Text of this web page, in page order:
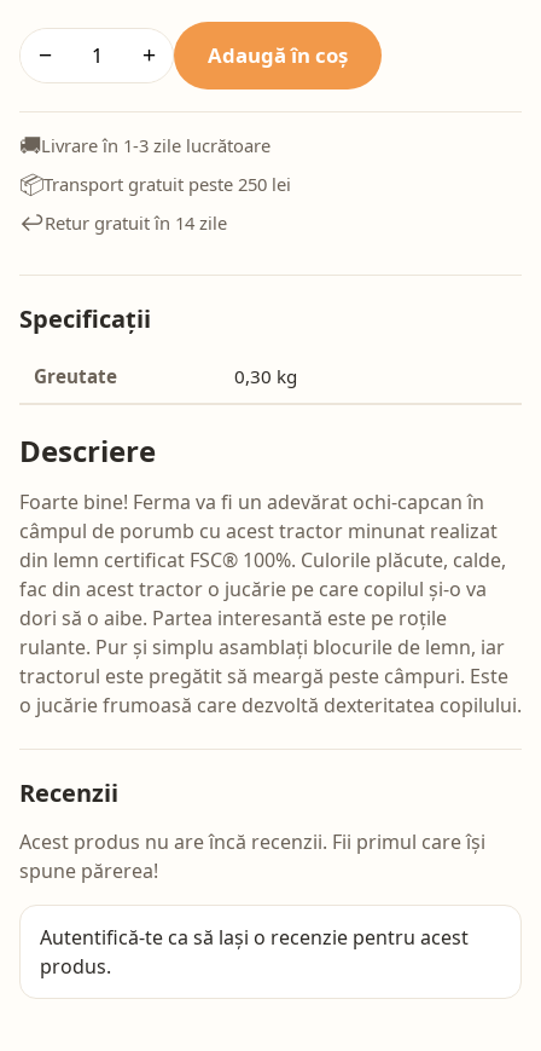
− + Adaugă în coș
🚚Livrare în 1-3 zile lucrătoare
📦Transport gratuit peste 250 lei
↩️Retur gratuit în 14 zile
Specificații
Greutate 0,30 kg
Descriere
Foarte bine! Ferma va fi un adevărat ochi-capcan în
câmpul de porumb cu acest tractor minunat realizat
din lemn certificat FSC® 100%. Culorile plăcute, calde,
fac din acest tractor o jucărie pe care copilul și-o va
dori să o aibe. Partea interesantă este pe roțile
rulante. Pur și simplu asamblați blocurile de lemn, iar
tractorul este pregătit să meargă peste câmpuri. Este
o jucărie frumoasă care dezvoltă dexteritatea copilului.
Recenzii
Acest produs nu are încă recenzii. Fii primul care își
spune părerea!
Autentifică-te ca să lași o recenzie pentru acest
produs.